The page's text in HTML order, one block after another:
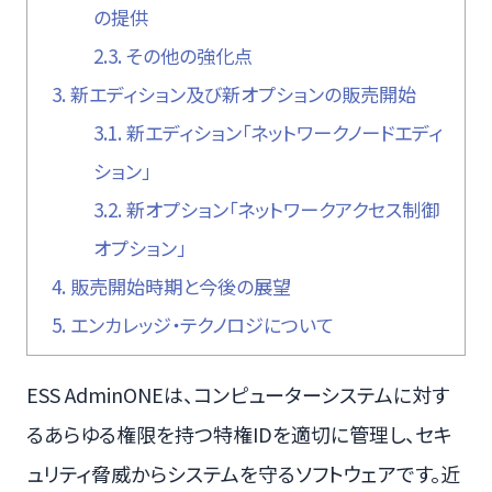
の提供
2.3. その他の強化点
3. 新エディション及び新オプションの販売開始
3.1. 新エディション「ネットワークノードエディ
ション」
3.2. 新オプション「ネットワークアクセス制御
オプション」
4. 販売開始時期と今後の展望
5. エンカレッジ・テクノロジについて
ESS AdminONEは、コンピューターシステムに対す
るあらゆる権限を持つ特権IDを適切に管理し、セキ
ュリティ脅威からシステムを守るソフトウェアです。近